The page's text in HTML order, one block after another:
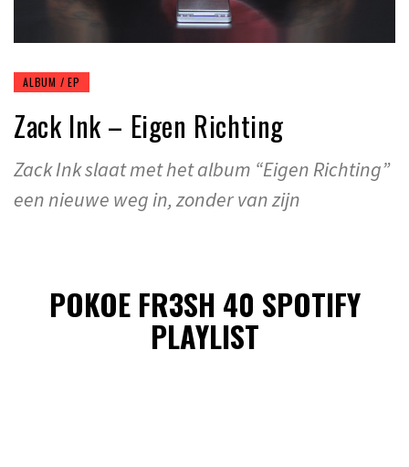
ALBUM / EP
Zack Ink – Eigen Richting
Zack Ink slaat met het album “Eigen Richting”
een nieuwe weg in, zonder van zijn
POKOE FR3SH 40 SPOTIFY
PLAYLIST